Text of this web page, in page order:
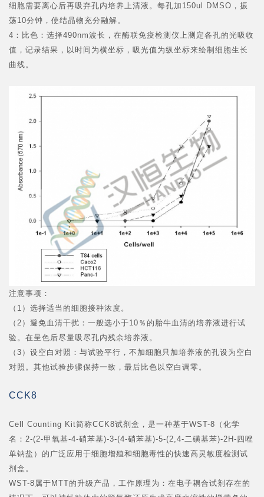
细胞需要离心后再吸弃孔内培养上清液。每孔加150ul DMSO，振
荡10分钟，使结晶物充分融解。
4：比色：选择490nm波长，在酶联免疫检测仪上测定各孔的光吸收
值，记录结果，以时间为横坐标，吸光值为纵坐标来绘制细胞生长
曲线。
注意事项：
（1）选择适当的细胞接种浓度。
（2）避免血清干扰：一般选小于10％的胎牛血清的培养液进行试
验。在呈色后尽量吸尽孔内残余培养液。
（3）设空白对照：与试验平行，不加细胞只加培养液的孔设为空白
对照。其他试验步骤保持一致，最后比色以空白调零。
CCK8
Cell Counting Kit简称CCK8试剂盒，是一种基于WST-8（化学
名：2-(2-甲氧基-4-硝苯基)-3-(4-硝苯基)-5-(2,4-二磺基苯)-2H-四唑
单钠盐）的广泛应用于细胞增殖和细胞毒性的快速高灵敏度检测试
剂盒。
WST-8属于MTT的升级产品，工作原理为：在电子耦合试剂存在的